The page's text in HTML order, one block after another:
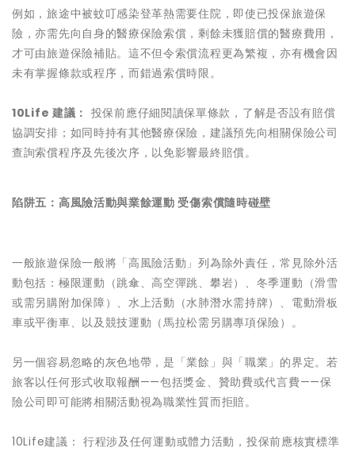
例如，旅途中被蚊叮感染登革熱需要住院，即使已投保旅遊保
險，亦需先向自身的醫療保險索償，剩餘未獲賠償的醫療費用，
才可由旅遊保險補貼。這不但令索償流程更為繁複，亦有機會因
未有掌握條款或程序，而錯過索償時限。
10Life建議： 投保前應仔細閱讀保單條款，了解是否設有賠償
協調安排；如同時持有其他醫療保險，建議預先向相關保險公司
查詢索償程序及先後次序，以免影響最終賠償。
陷阱五：高風險活動與業餘運動 受傷索償隨時碰壁
一般旅遊保險一般將「高風險活動」列為除外責任，常見除外活
動包括：極限運動（跳傘、高空彈跳、攀岩）、冬季運動（滑雪
或需另購附加保障）、水上活動（水肺潛水需持牌）、電動滑板
車或平衡車、以及競技運動（馬拉松需另購專項保險）。
另一個容易忽略的灰色地帶，是「業餘」與「職業」的界定。若
旅客以任何形式收取報酬——包括獎金、贊助費或代言費——保
險公司即可能將相關活動視為職業性質而拒賠。
10Life建議： 行程涉及任何運動或體力活動，投保前應核實標準